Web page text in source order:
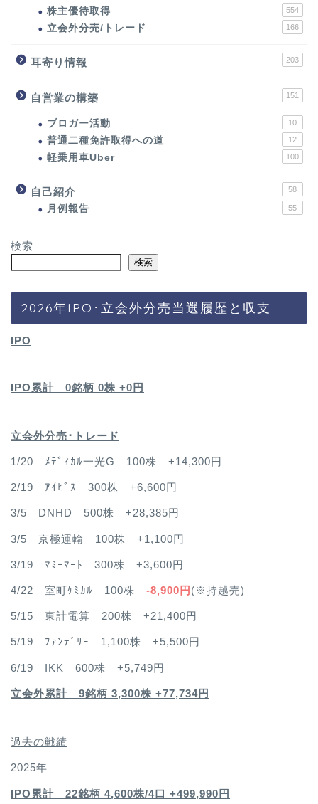
株主優待取得 554
立会外分売/トレード 166
耳寄り情報 203
自営業の構築 151
ブロガー活動 10
普通二種免許取得への道 12
軽乗用車Uber 100
自己紹介 58
月例報告 55
検索
検索
2026年IPO･立会外分売当選履歴と収支
IPO
–
IPO累計 0銘柄 0株 +0円
立会外分売･トレード
1/20 ﾒﾃﾞｨｶﾙ一光G 100株 +14,300円
2/19 ｱｲﾋﾞｽ 300株 +6,600円
3/5 DNHD 500株 +28,385円
3/5 京極運輸 100株 +1,100円
3/19 ﾏﾐｰﾏｰﾄ 300株 +3,600円
4/22 室町ｹﾐｶﾙ 100株 -8,900円 (※持越売)
5/15 東計電算 200株 +21,400円
5/19 ﾌｧﾝﾃﾞﾘｰ 1,100株 +5,500円
6/19 IKK 600株 +5,749円
立会外累計 9銘柄 3,300株 +77,734円
過去の戦績
2025年
IPO累計 22銘柄 4,600株/4口 +499,990円